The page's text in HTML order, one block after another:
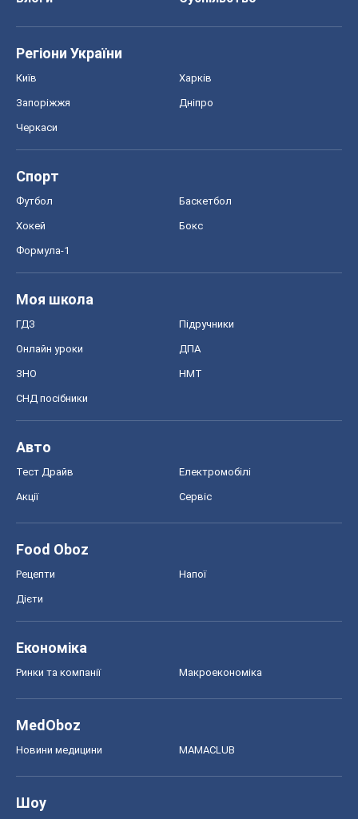
Регіони України
Київ Харків
Запоріжжя Дніпро
Черкаси
Спорт
Футбол Баскетбол
Хокей Бокс
Формула-1
Моя школа
ГДЗ Підручники
Онлайн уроки ДПА
ЗНО НМТ
СНД посібники
Авто
Тест Драйв Електромобілі
Акції Сервіс
Food Oboz
Рецепти Напої
Дієти
Економіка
Ринки та компанії Макроекономіка
MedOboz
Новини медицини MAMACLUB
Шоу